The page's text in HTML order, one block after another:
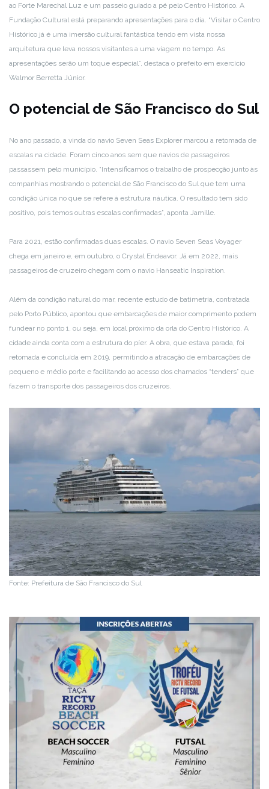
ao Forte Marechal Luz e um passeio guiado a pé pelo Centro Histórico. A
Fundação Cultural está preparando apresentações para o dia. “Visitar o Centro
Histórico já é uma imersão cultural fantástica tendo em vista nossa
arquitetura que leva nossos visitantes a uma viagem no tempo. As
apresentações serão um toque especial”, destaca o prefeito em exercício
Walmor Berretta Júnior.
O potencial de São Francisco do Sul
No ano passado, a vinda do navio Seven Seas Explorer marcou a retomada de
escalas na cidade. Foram cinco anos sem que navios de passageiros
passassem pelo município. “Intensificamos o trabalho de prospecção junto às
companhias mostrando o potencial de São Francisco do Sul que tem uma
condição única no que se refere à estrutura náutica. O resultado tem sido
positivo, pois temos outras escalas confirmadas”, aponta Jamille.
Para 2021, estão confirmadas duas escalas. O navio Seven Seas Voyager
chega em janeiro e, em outubro, o Crystal Endeavor. Já em 2022, mais
passageiros de cruzeiro chegam com o navio Hanseatic Inspiration.
Além da condição natural do mar, recente estudo de batimetria, contratada
pelo Porto Público, apontou que embarcações de maior comprimento podem
fundear no ponto 1, ou seja, em local próximo da orla do Centro Histórico. A
cidade ainda conta com a estrutura do píer. A obra, que estava parada, foi
retomada e concluída em 2019, permitindo a atracação de embarcações de
pequeno e médio porte e facilitando ao acesso dos chamados “tenders” que
fazem o transporte dos passageiros dos cruzeiros.
Fonte: Prefeitura de São Francisco do Sul